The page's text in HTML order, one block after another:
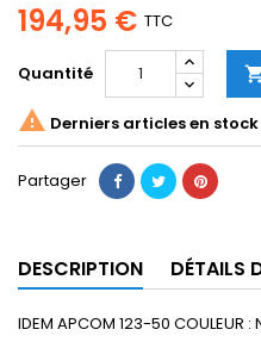
194,95 € TTC
Quantité
 Derniers articles en stock
Partager
DESCRIPTION DÉTAILS
IDEM APCOM 123-50 COULEUR :